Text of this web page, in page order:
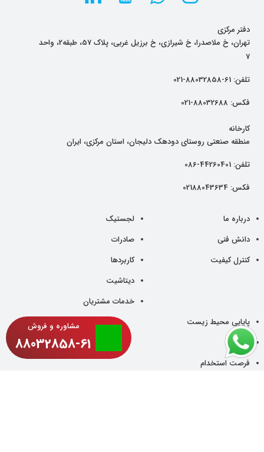
دفتر مرکزی
تهران، خ ملاصدرا، خ شیرازی، خ برزیل غربی، پلاک 57، طبقه2، واحد
7
تلفن: 61-88032858-021
فکس: 88032688-021
کارخانه
منطقه صنعتی روستای دودهک دلیجان، استان مرکزی، ایران
تلفن: 44260401-086
فکس: 02188043634
درباره ما
دانش فنی
کنترل کیفیت
لجستیک
صادرات
کاربردها
دیتاشیت
خدمات مشتریان
پایایی محیط زیست
مقالات
فرصت استخدام
مشاوره و فروش
88032858-61